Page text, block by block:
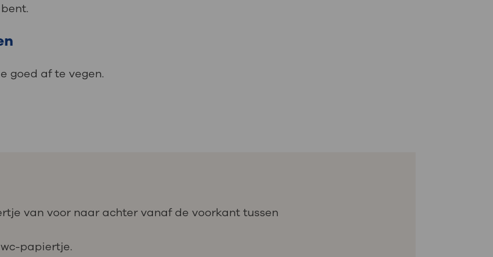
goed af te vegen.
van voor naar achter vanaf de voorkant tussen
papiertje.